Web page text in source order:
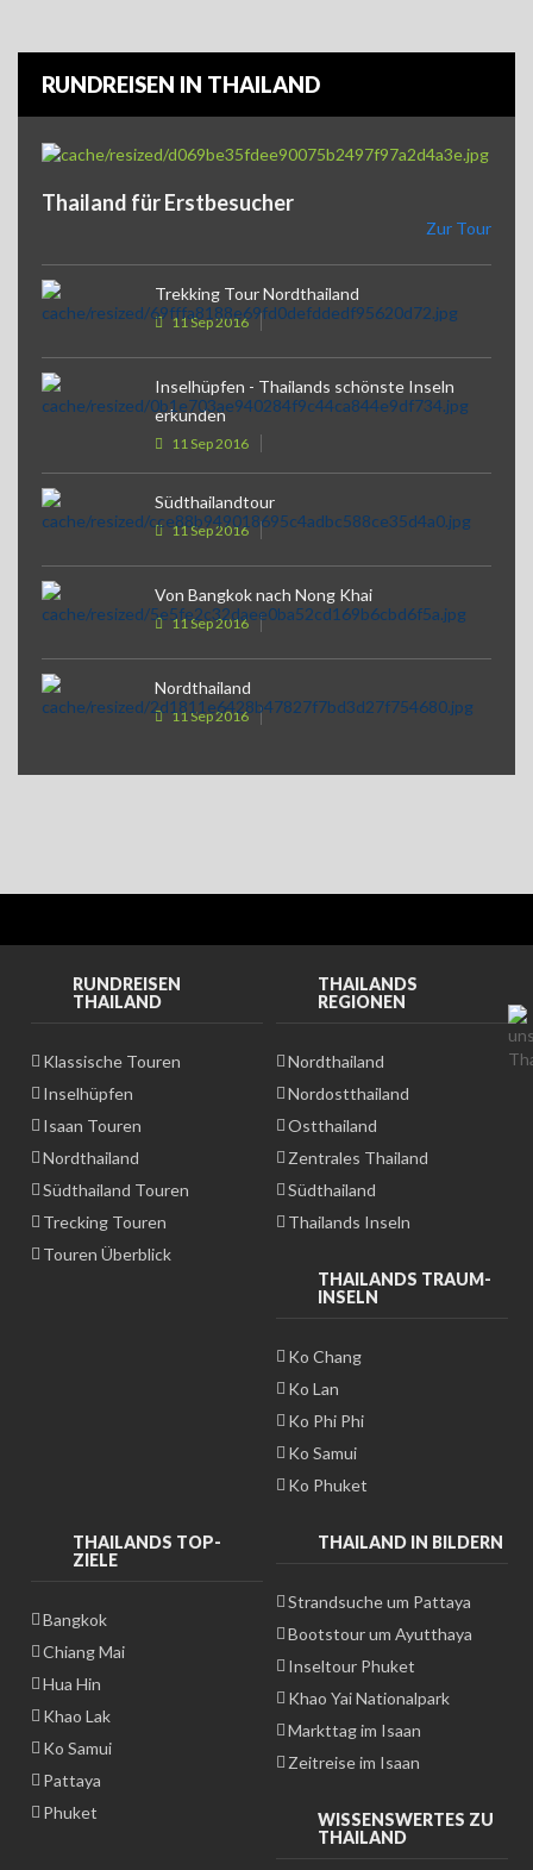
RUNDREISEN IN THAILAND
Thailand für Erstbesucher
Zur Tour
Trekking Tour Nordthailand
11 Sep 2016
Inselhüpfen - Thailands schönste Inseln
erkunden
11 Sep 2016
Südthailandtour
11 Sep 2016
Von Bangkok nach Nong Khai
11 Sep 2016
Nordthailand
11 Sep 2016
RUNDREISEN
THAILAND
Klassische Touren
Inselhüpfen
Isaan Touren
Nordthailand
Südthailand Touren
Trecking Touren
Touren Überblick
THAILANDS
REGIONEN
Nordthailand
Nordostthailand
Ostthailand
Zentrales Thailand
Südthailand
Thailands Inseln
THAILANDS TRAUM-
INSELN
Ko Chang
Ko Lan
Ko Phi Phi
Ko Samui
Ko Phuket
THAILANDS TOP-
ZIELE
Bangkok
Chiang Mai
Hua Hin
Khao Lak
Ko Samui
Pattaya
Phuket
THAILAND IN BILDERN
Strandsuche um Pattaya
Bootstour um Ayutthaya
Inseltour Phuket
Khao Yai Nationalpark
Markttag im Isaan
Zeitreise im Isaan
WISSENSWERTES ZU
THAILAND